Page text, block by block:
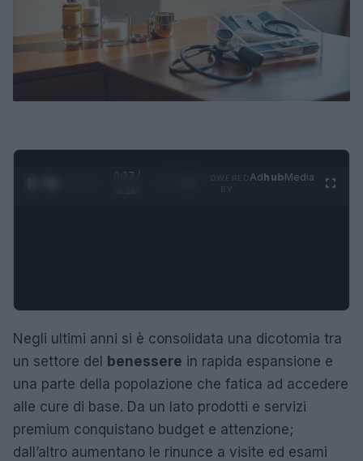
0:28 /
AdhubMedia
Negli ultimi anni si è consolidata una dicotomia tra
un settore del
benessere in rapida espansione e
una parte della popolazione che fatica ad accedere
alle cure di base. Da un lato prodotti e servizi
premium conquistano budget e attenzione;
dall’altro aumentano le rinunce a visite ed esami